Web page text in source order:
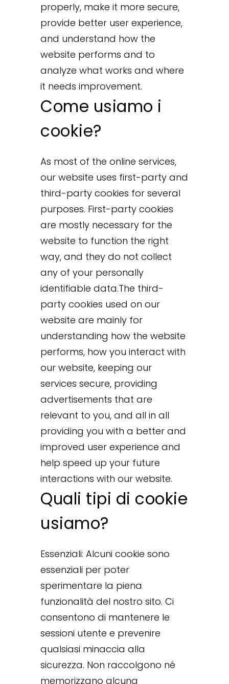
properly, make it more secure,
provide better user experience,
and understand how the
website performs and to
analyze what works and where
it needs improvement.
Come usiamo i
cookie?
As most of the online services,
our website uses first-party and
third-party cookies for several
purposes. First-party cookies
are mostly necessary for the
website to function the right
way, and they do not collect
any of your personally
identifiable data.The third-
party cookies used on our
website are mainly for
understanding how the website
performs, how you interact with
our website, keeping our
services secure, providing
advertisements that are
relevant to you, and all in all
providing you with a better and
improved user experience and
help speed up your future
interactions with our website.
Quali tipi di cookie
usiamo?
Essenziali: Alcuni cookie sono
essenziali per poter
sperimentare la piena
funzionalità del nostro sito. Ci
consentono di mantenere le
sessioni utente e prevenire
qualsiasi minaccia alla
sicurezza. Non raccolgono né
memorizzano alcuna